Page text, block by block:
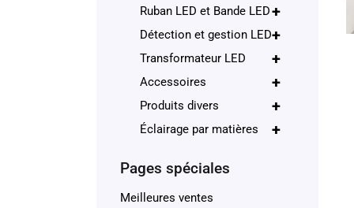
+
Ruban LED et Bande LED
+
Détection et gestion LED
+
Transformateur LED
+
Accessoires
+
Produits divers
+
Éclairage par matières
Pages spéciales
Meilleures ventes